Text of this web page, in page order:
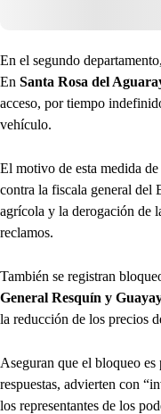
En el segundo
En Santa Rosa del
acceso, por tiempo
vehículo.
El motivo de esta medida
contra la fiscala general del
agrícola y la derogación de
reclamos.
También se registran
General Resquín y
la reducción de los precios
Aseguran que el bloqueo
respuestas, advierten con
los representantes de los